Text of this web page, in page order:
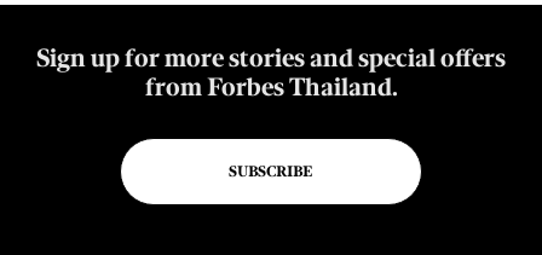
Sign up for more stories and special offers
from Forbes Thailand.
SUBSCRIBE